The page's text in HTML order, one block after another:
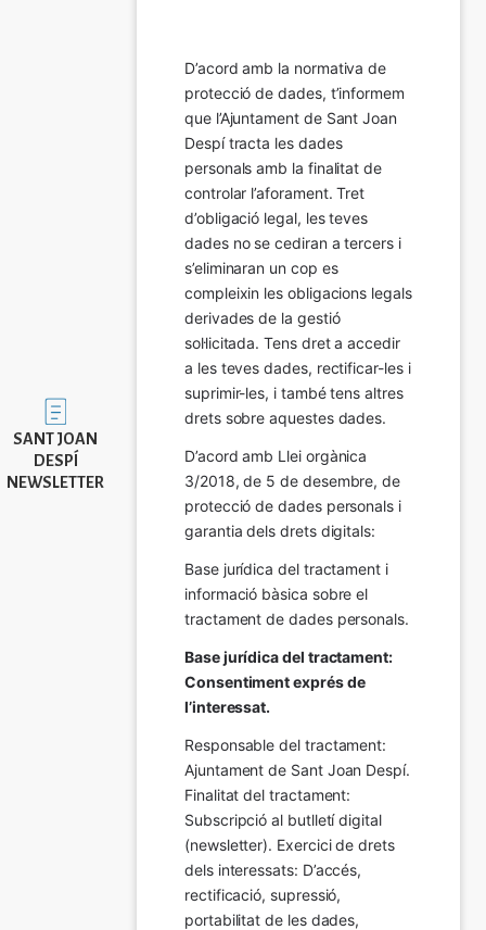
Imatge
SANT JOAN
DESPÍ
NEWSLETTER
D’acord amb la normativa de
protecció de dades, t’informem
que l’Ajuntament de Sant Joan
Despí tracta les dades
personals amb la finalitat de
controlar l’aforament. Tret
d’obligació legal, les teves
dades no se cediran a tercers i
s’eliminaran un cop es
compleixin les obligacions legals
derivades de la gestió
sol·licitada. Tens dret a accedir
a les teves dades, rectificar-les i
suprimir-les, i també tens altres
drets sobre aquestes dades.
D’acord amb Llei orgànica
3/2018, de 5 de desembre, de
protecció de dades personals i
garantia dels drets digitals:
Base jurídica del tractament i
informació bàsica sobre el
tractament de dades personals.
Base jurídica del tractament:
Consentiment exprés de
l’interessat.
Responsable del tractament:
Ajuntament de Sant Joan Despí.
Finalitat del tractament:
Subscripció al butlletí digital
(newsletter). Exercici de drets
dels interessats: D’accés,
rectificació, supressió,
portabilitat de les dades,